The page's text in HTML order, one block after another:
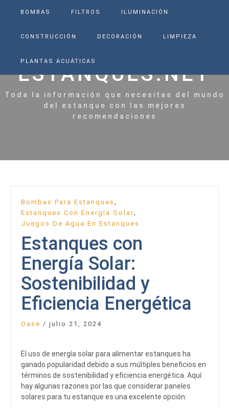
BOMBAS FILTROS ILUMINACIÓN
CONSTRUCCIÓN DECORACIÓN LIMPIEZA
PLANTAS ACUÁTICAS
ESTANQUES.NET
Toda la información que necesitas del mundo
del estanque con las mejores
recomendaciones
Bombas Para Estanques ,
Estanques Con Energía Solar,
Juegos De Agua En Estanques
Estanques con
Energía Solar:
Sostenibilidad y
Eficiencia Energética
Oase / julio 21, 2024
El uso de energía solar para alimentar estanques ha
ganado popularidad debido a sus múltiples beneficios en
términos de sostenibilidad y eficiencia energética. Aquí
hay algunas razones por las que considerar paneles
solares para tu estanque es una excelente opción: